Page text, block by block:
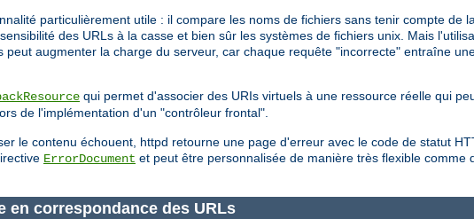
particulièrement utile : il compare les noms de fichiers sans tenir compte de
des URLs à la casse et bien sûr les systèmes de fichiers unix. Mais
peut augmenter la charge du serveur, car chaque requête "incorrecte" entraîne
qui permet d'associer des URIs virtuels à une ressource réelle qui
de l'implémentation d'un "contrôleur frontal".
le contenu échouent, httpd retourne une page d'erreur avec le code de statut
ErrorDocument et peut être personnalisée de manière très flexible comme
en correspondance des URLs